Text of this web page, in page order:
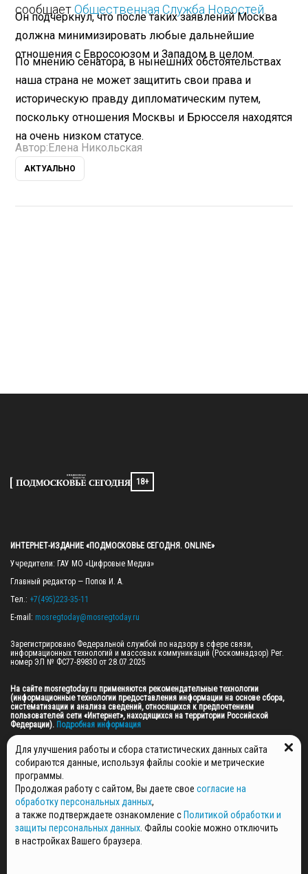
сообщаетОбщественная Служба Новостей
Он подчеркнул, что после таких заявлений Москва
должна минимизировать любые дальнейшие
отношения с Евросоюзом и Западом в целом.
По мнению сенатора, в нынешних обстоятельствах
наша страна не может защитить свои права и
историческую правду дипломатическим путем,
поскольку отношения Москвы и Брюсселя находятся
на очень низком статусе.
Автор:Елена Никольская
АКТУАЛЬНО
18+
ИНТЕРНЕТ-ИЗДАНИЕ «ПОДМОСКОВЬЕ СЕГОДНЯ. ONLINE»
Учредители: ГАУ МО «Цифровые Медиа»
Главный редактор — Попов И. А.
Тел.: +7(495)223-35-11
E-mail: mosregtoday@mosregtoday.ru
Зарегистрировано Федеральной службой по надзору в сфере связи,
информационных технологий и массовых коммуникаций (Роскомнадзор) Рег.
номер ЭЛ № ФС77-89830 от 28.07.2025
На сайте mosregtoday.ru применяются рекомендательные технологии
(информационные технологии предоставления информации на основе сбора,
систематизации и анализа сведений, относящихся к предпочтениям
пользователей сети «Интернет», находящихся на территории Российской
Федерации). Подробная информация
© 2026 ПРАВА НА ВСЕ МАТЕРИАЛЫ САЙТА ПРИНАДЛЕЖАТ ГАУ МО "ЦИФРОВЫЕ
МЕДИА" (ОГРН: 1255000059467).
ПОЛИТИКА ОБРАБОТКИ И ЗАЩИТЫ ПЕРСОНАЛЬНЫХ ДАННЫХ
НОВОСТИ
ГАЗЕТЫ
РЕКЛАМОДАТЕЛЯМ
Для улучшения работы и сбора статистических данных сайта
собираются данные, используя файлы cookie и метрические
программы.
Продолжая работу с сайтом, Вы даете свое согласие на
обработку персональных данных,
а также подтверждаете ознакомление с Политикой обработки и
защиты персональных данных . Файлы cookie можно отключить
в настройках Вашего браузера.